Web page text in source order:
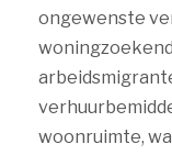
ongewenste
woonruimte,